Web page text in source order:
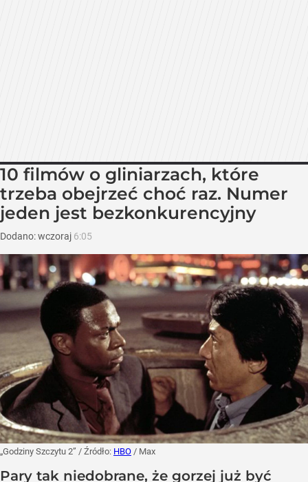
10 filmów o gliniarzach, które
trzeba obejrzeć choć raz. Numer
jeden jest bezkonkurencyjny
Dodano:wczoraj 6:05
„Godziny Szczytu 2” / Źródło: HBO / Max
Pary tak niedobrane, że gorzej już być